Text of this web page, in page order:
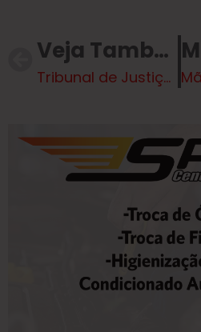
Veja Também
Tribunal de Justiça elege novos gestores para o biênio 2025/2026